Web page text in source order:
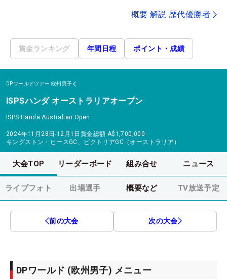
概要 解説 歴代優勝者
賞金ランキング 年間日程 ポイント・成績
DPワールドツアー 欧州男子
ISPSハンダ オーストラリアオープン
ISPS Handa Australian Open
2024年11月28日-12月1日 賞金総額 A$1,700,000
キングストン・ヒースGC、ビクトリアGC（オーストラリア）
大会TOP リーダーボード 組み合せ ニュース
ライブフォト 出場選手 概要など TV放送予定
前の大会 次の大会
DPワールド (欧州男子) メニュー